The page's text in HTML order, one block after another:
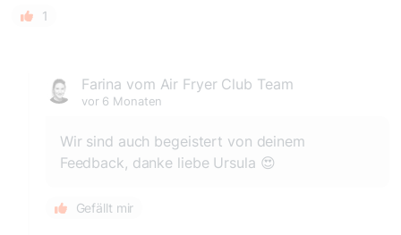
1
Farina vom Air Fryer Club Team
vor 6 Monaten
Wir sind auch begeistert von deinem
Feedback, danke liebe Ursula 😍
Gefällt mir